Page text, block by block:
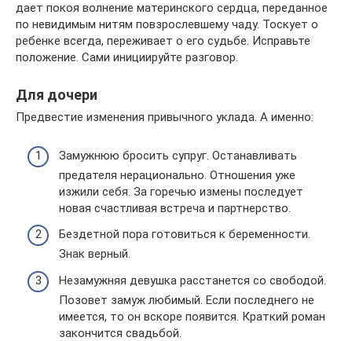
дает покоя волнение материнского сердца, переданное
по невидимым нитям повзрослевшему чаду. Тоскует о
ребенке всегда, переживает о его судьбе. Исправьте
положение. Сами инициируйте разговор.
Для дочери
Предвестие изменения привычного уклада. А именно:
Замужнюю бросить супруг. Останавливать
предателя нерационально. Отношения уже
изжили себя. За горечью измены последует
новая счастливая встреча и партнерство.
Бездетной пора готовиться к беременности.
Знак верный.
Незамужняя девушка расстанется со свободой.
Позовет замуж любимый. Если последнего не
имеется, то он вскоре появится. Краткий роман
закончится свадьбой.